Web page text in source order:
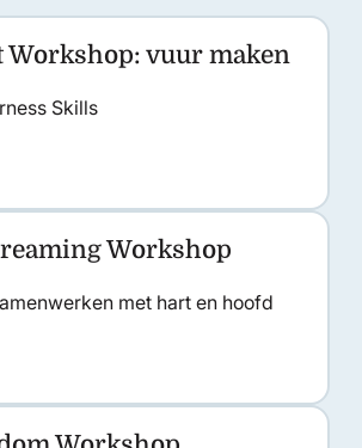
Workshop: vuur maken
Skills
& diepgaand
Workshop
met hart en hoofd